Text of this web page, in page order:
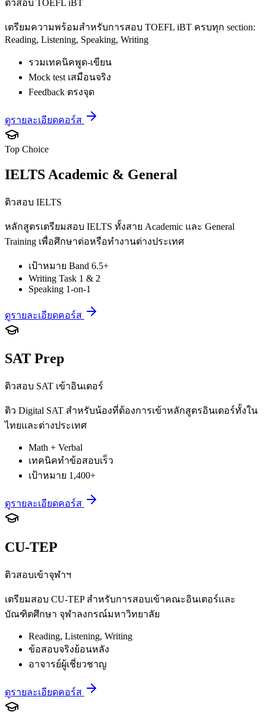
ติวสอบ TOEFL iBT
เตรียมความพร้อมสำหรับการสอบ TOEFL iBT ครบทุก section:
Reading, Listening, Speaking, Writing
รวมเทคนิคพูด-เขียน
Mock test เสมือนจริง
Feedback ตรงจุด
ดูรายละเอียดคอร์ส
Top Choice
IELTS Academic & General
ติวสอบ IELTS
หลักสูตรเตรียมสอบ IELTS ทั้งสาย Academic และ General
Training เพื่อศึกษาต่อหรือทำงานต่างประเทศ
เป้าหมาย Band 6.5+
Writing Task 1 & 2
Speaking 1-on-1
ดูรายละเอียดคอร์ส
SAT Prep
ติวสอบ SAT เข้าอินเตอร์
ติว Digital SAT สำหรับน้องที่ต้องการเข้าหลักสูตรอินเตอร์ทั้งใน
ไทยและต่างประเทศ
Math + Verbal
เทคนิคทำข้อสอบเร็ว
เป้าหมาย 1,400+
ดูรายละเอียดคอร์ส
CU-TEP
ติวสอบเข้าจุฬาฯ
เตรียมสอบ CU-TEP สำหรับการสอบเข้าคณะอินเตอร์และ
บัณฑิตศึกษา จุฬาลงกรณ์มหาวิทยาลัย
Reading, Listening, Writing
ข้อสอบจริงย้อนหลัง
อาจารย์ผู้เชี่ยวชาญ
ดูรายละเอียดคอร์ส